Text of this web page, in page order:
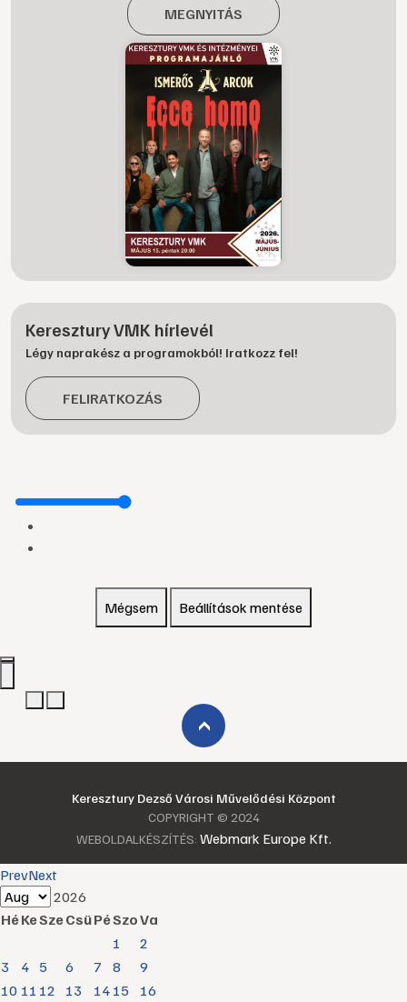
MEGNYITÁS
Keresztury VMK hírlevél
Légy naprakész a programokból! Iratkozz fel!
FELIRATKOZÁS
Mégsem Beállítások mentése
›
Keresztury Dezső Városi Művelődési Központ
COPYRIGHT © 2024
WEBOLDALKÉSZÍTÉS: Webmark Europe Kft.
PrevNext
2026
HéKeSzeCsüPéSzoVa
1
2
3
4 5 6 7 8
9
10 11 12 13 14 15 16